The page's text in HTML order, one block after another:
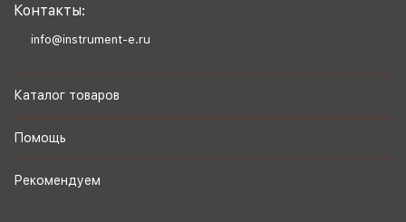
Контакты:
info@instrument-e.ru
Каталог товаров
Помощь
Рекомендуем